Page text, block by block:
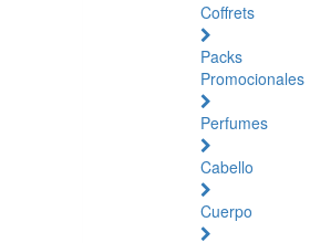
Coffrets
Packs
Promocionales
Perfumes
Cabello
Cuerpo